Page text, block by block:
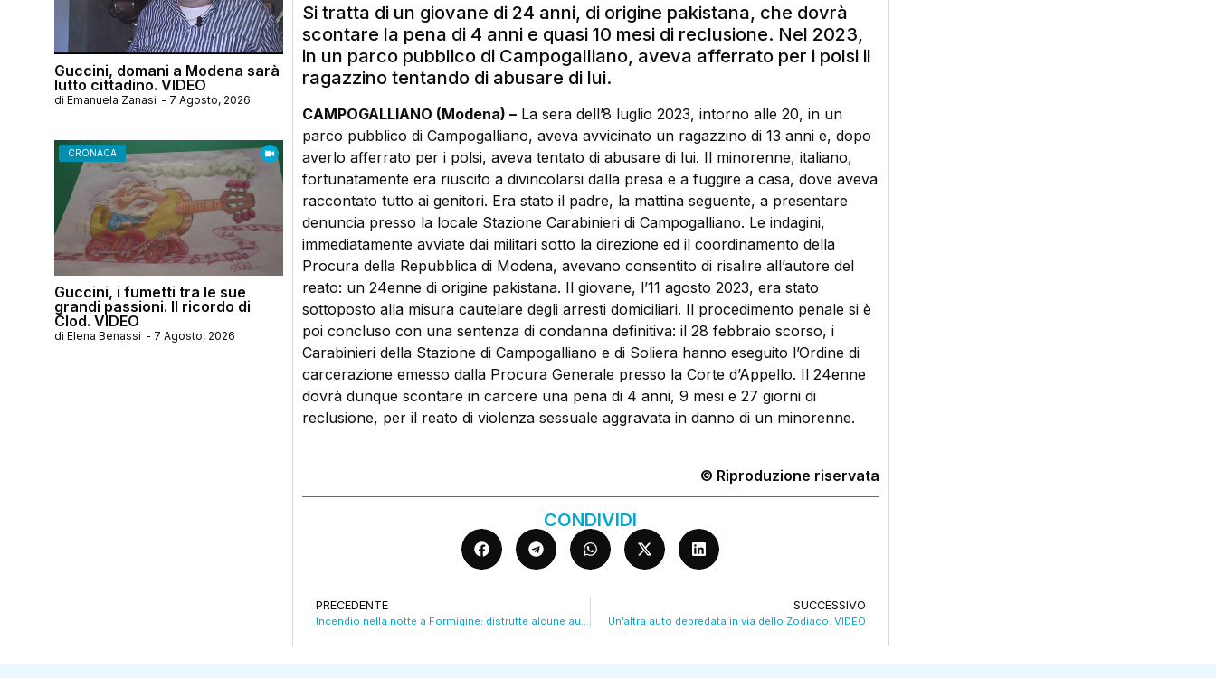
Guccini, domani a Modena sarà
lutto cittadino. VIDEO
di Emanuela Zanasi - 7 Agosto, 2026
CRONACA
Guccini, i fumetti tra le sue
grandi passioni. Il ricordo di
Clod. VIDEO
di Elena Benassi - 7 Agosto, 2026
Si tratta di un giovane di 24 anni, di origine pakistana, che dovrà
scontare la pena di 4 anni e quasi 10 mesi di reclusione. Nel 2023,
in un parco pubblico di Campogalliano, aveva afferrato per i polsi il
ragazzino tentando di abusare di lui.
CAMPOGALLIANO (Modena) –La sera dell’8 luglio 2023, intorno alle 20, in un
parco pubblico di Campogalliano, aveva avvicinato un ragazzino di 13 anni e, dopo
averlo afferrato per i polsi, aveva tentato di abusare di lui. Il minorenne, italiano,
fortunatamente era riuscito a divincolarsi dalla presa e a fuggire a casa, dove aveva
raccontato tutto ai genitori. Era stato il padre, la mattina seguente, a presentare
denuncia presso la locale Stazione Carabinieri di Campogalliano. Le indagini,
immediatamente avviate dai militari sotto la direzione ed il coordinamento della
Procura della Repubblica di Modena, avevano consentito di risalire all’autore del
reato: un 24enne di origine pakistana. Il giovane, l’11 agosto 2023, era stato
sottoposto alla misura cautelare degli arresti domiciliari. Il procedimento penale si è
poi concluso con una sentenza di condanna definitiva: il 28 febbraio scorso, i
Carabinieri della Stazione di Campogalliano e di Soliera hanno eseguito l’Ordine di
carcerazione emesso dalla Procura Generale presso la Corte d’Appello. Il 24enne
dovrà dunque scontare in carcere una pena di 4 anni, 9 mesi e 27 giorni di
reclusione, per il reato di violenza sessuale aggravata in danno di un minorenne.
© Riproduzione riservata
CONDIVIDI
PRECEDENTE
Incendio nella notte a Formigine: distrutte alcune auto. VIDEO
SUCCESSIVO
Un’altra auto depredata in via dello Zodiaco. VIDEO